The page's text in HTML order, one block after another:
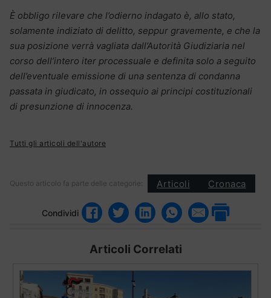
È obbligo rilevare che l’odierno indagato è, allo stato,
solamente indiziato di delitto, seppur gravemente, e che la
sua posizione verrà vagliata dall’Autorità Giudiziaria nel
corso dell’intero iter processuale e definita solo a seguito
dell’eventuale emissione di una sentenza di condanna
passata in giudicato, in ossequio ai principi costituzionali
di presunzione di innocenza.
Tutti gli articoli dell'autore
Questo articolo fa parte delle categorie: Articoli Cronaca
Condividi
Articoli Correlati